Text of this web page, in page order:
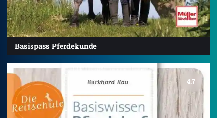
Basispass Pferdekunde
4.7